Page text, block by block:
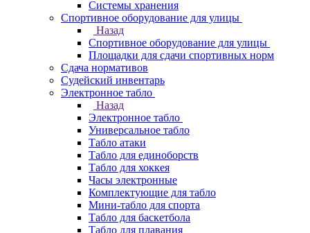
Системы хранения
Спортивное оборудование для улицы
Назад
Спортивное оборудование для улицы
Площадки для сдачи спортивных норм
Сдача нормативов
Судейский инвентарь
Электронное табло
Назад
Электронное табло
Универсальное табло
Табло атаки
Табло для единоборств
Табло для хоккея
Часы электронные
Комплектующие для табло
Мини-табло для спорта
Табло для баскетбола
Табло для плавания